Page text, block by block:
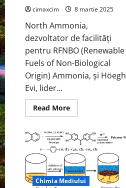
de
a
bateriilor
cimaxcim 8 martie 2025
North Ammonia,
dezvoltator de facilități
pentru RFNBO (Renewable
Fuels of Non-Biological
Origin) Ammonia, și Höegh
Evi, lider...
Read MoreRead
more
Ammonia
și
Höegh
Evi
colaborează
pentru
a
furniza
Chimia Mediului